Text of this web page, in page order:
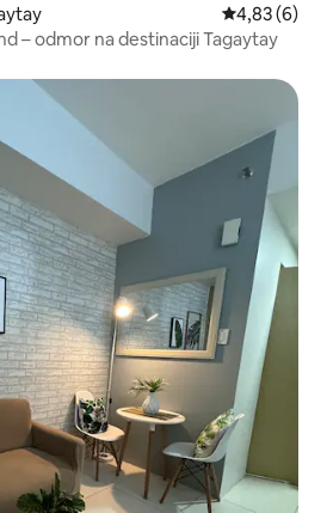
Prosječna
4,83 (6)
– odmor na destinaciji Tagaytay